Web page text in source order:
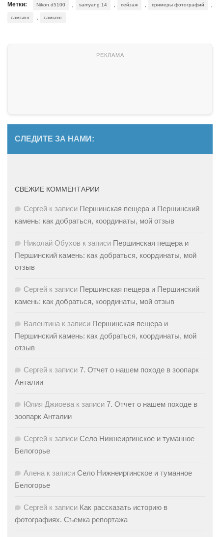
Метки: Nikon d5100 , samyang 14 , пейзаж , примеры фотографий ,
самъянг , самьянг
СЛЕДИТЕ ЗА НАМИ:
СВЕЖИЕ КОММЕНТАРИИ
Сергей к записи Першинская пещера и Першинский
камень: как добраться, координаты, мой отзыв
Николай Обухов к записи Першинская пещера и
Першинский камень: как добраться, координаты, мой
отзыв
Сергей к записи Першинская пещера и Першинский
камень: как добраться, координаты, мой отзыв
Валентина к записи Першинская пещера и
Першинский камень: как добраться, координаты, мой
отзыв
Сергей к записи 7. Отчет о нашем походе в зоопарк
Анталии
Юлия Джиоева к записи 7. Отчет о нашем походе в
зоопарк Анталии
Сергей к записи Село Нижнеиргинское и туманное
Белогорье
Алена к записи Село Нижнеиргинское и туманное
Белогорье
Сергей к записи Как рассказать историю в
фотографиях. Съемка репортажа